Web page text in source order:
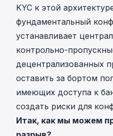
KYC к этой
фундаментальный
устанавливает
контрольно-
децентрализованных
оставить за бортом
имеющих доступа к
создать риски для
Итак, как мы можем